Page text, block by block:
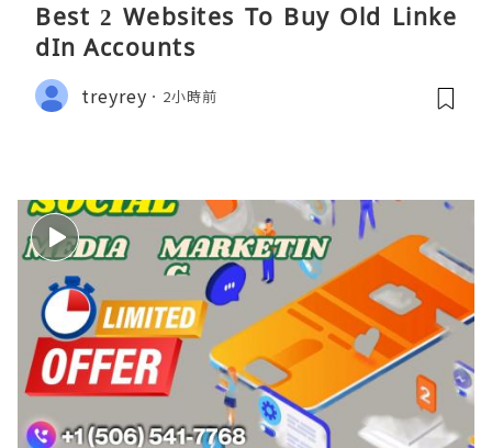
Best 2 Websites To Buy Old Linke
dIn Accounts
treyrey 2小時前